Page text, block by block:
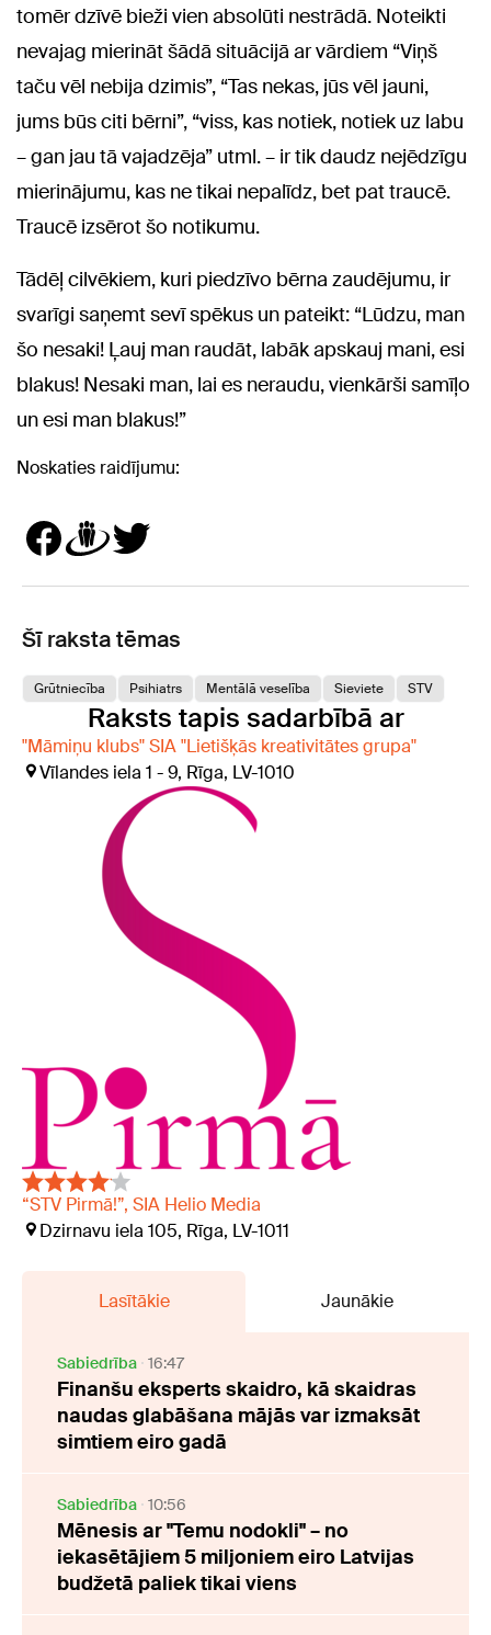
tomēr dzīvē bieži vien absolūti nestrādā. Noteikti
nevajag mierināt šādā situācijā ar vārdiem “Viņš
taču vēl nebija dzimis”, “Tas nekas, jūs vēl jauni,
jums būs citi bērni”, “viss, kas notiek, notiek uz labu
– gan jau tā vajadzēja” utml. – ir tik daudz nejēdzīgu
mierinājumu, kas ne tikai nepalīdz, bet pat traucē.
Traucē izsērot šo notikumu.
Tādēļ cilvēkiem, kuri piedzīvo bērna zaudējumu, ir
svarīgi saņemt sevī spēkus un pateikt: “Lūdzu, man
šo nesaki! Ļauj man raudāt, labāk apskauj mani, esi
blakus! Nesaki man, lai es neraudu, vienkārši samīļo
un esi man blakus!”
Noskaties raidījumu:
Šī raksta tēmas
Grūtniecība Psihiatrs Mentālā veselība Sieviete STV
Raksts tapis sadarbībā ar
"Māmiņu klubs" SIA "Lietišķās kreativitātes grupa"
Vīlandes iela 1 - 9, Rīga, LV-1010
“STV Pirmā!”, SIA Helio Media
Dzirnavu iela 105, Rīga, LV-1011
Lasītākie Jaunākie
Sabiedrība 16:47
Finanšu eksperts skaidro, kā skaidras
naudas glabāšana mājās var izmaksāt
simtiem eiro gadā
Sabiedrība 10:56
Mēnesis ar "Temu nodokli" – no
iekasētājiem 5 miljoniem eiro Latvijas
budžetā paliek tikai viens